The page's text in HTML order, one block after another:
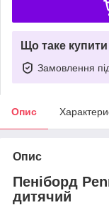
Що таке
Замовлення
Опис
Опис
Пеніборд
дитячий